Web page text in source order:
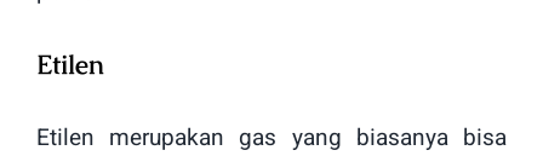
Etilen
Etilen merupakan gas yang biasanya bisa